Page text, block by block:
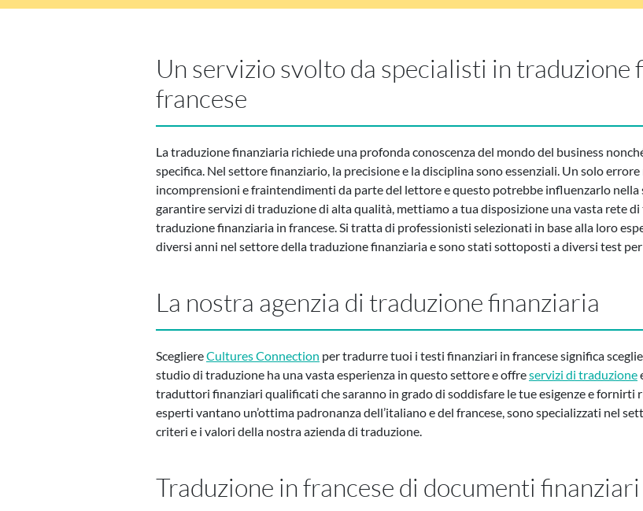
Un servizio svolto da specialisti in traduzione
francese
La traduzione finanziaria richiede una profonda conoscenza del mondo del business
specifica. Nel settore finanziario, la precisione e la disciplina sono essenziali. Un solo
incomprensioni e fraintendimenti da parte del lettore e questo potrebbe influenzarlo nella
garantire servizi di traduzione di alta qualità, mettiamo a tua disposizione una vasta rete
traduzione finanziaria in francese. Si tratta di professionisti selezionati in base alla loro
diversi anni nel settore della traduzione finanziaria e sono stati sottoposti a diversi test per
La nostra agenzia di traduzione finanziaria
ScegliereCultures Connection per tradurre tuoi i testi finanziari in francese significa
studio di traduzione ha una vasta esperienza in questo settore e offreservizi di traduzione
traduttori finanziari qualificati che saranno in grado di soddisfare le tue esigenze e
esperti vantano un’ottima padronanza dell’italiano e del francese, sono specializzati nel
criteri e i valori della nostra azienda di traduzione.
Traduzione in francese di documenti finanziari